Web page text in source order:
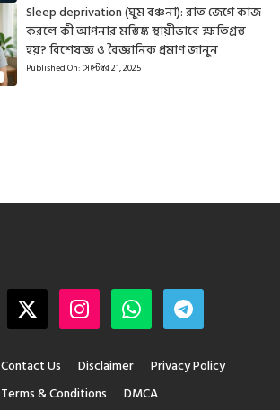
Sleep deprivation (ঘুম বঞ্চনা): রাত জেগে কাজ
করলে কী আপনার মস্তিষ্ক স্থায়ীভাবে ক্ষতিগ্রস্ত
হয়? বিশেষজ্ঞ ও বৈজ্ঞানিক প্রমাণ জানুন
Published On:সেপ্টেম্বর 21, 2025
Contact Us Disclaimer
Privacy Policy
Terms & Conditions
DMCA